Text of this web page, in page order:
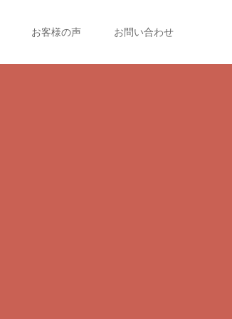
お客様の声 お問い合わせ